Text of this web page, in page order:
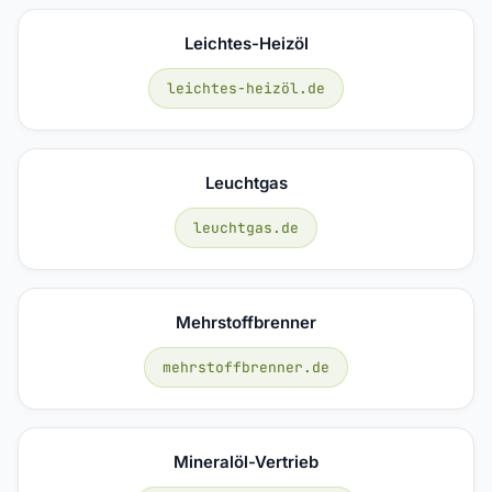
Leichtes-Heizöl
leichtes-heizöl.de
Leuchtgas
leuchtgas.de
Mehrstoffbrenner
mehrstoffbrenner.de
Mineralöl-Vertrieb